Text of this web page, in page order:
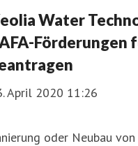
Water
Förderungen
April 2020 11:26
oder Neubau